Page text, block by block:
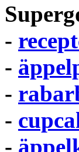
-
-
-
-
-